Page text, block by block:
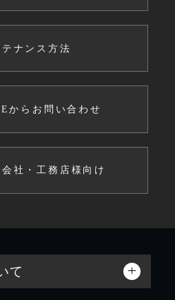
テナンス方法
からお問い合わせ
社・工務店様向け
て